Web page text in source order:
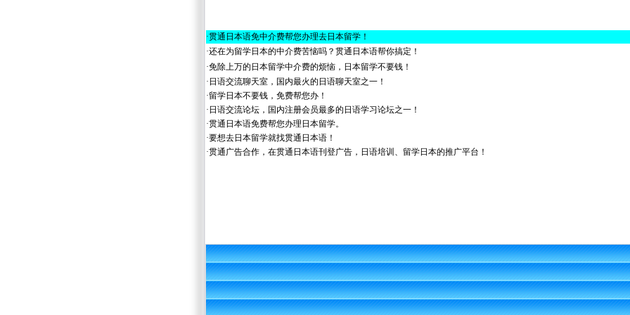
·贯通日本语免中介费帮您办理去日本留学！
·还在为留学日本的中介费苦恼吗？贯通日本语帮你搞定！
·免除上万的日本留学中介费的烦恼，日本留学不要钱！
· 日语交流聊天室，国内最火的日语聊天室之一！
·留学日本不要钱，免费帮您办！
· 日语交流论坛，国内注册会员最多的日语学习论坛之一！
·贯通日本语免费帮您办理日本留学。
·要想去日本留学就找贯通日本语！
·贯通广告合作，在贯通日本语刊登广告，日语培训、留学日本的推广平台！